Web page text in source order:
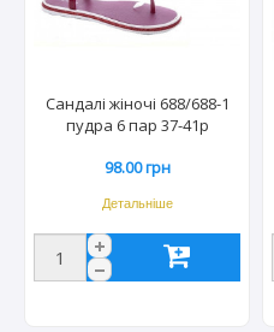
Сандалі жіночі 688/688-1
пудра 6 пар 37-41р
98.00 грн
Детальніше